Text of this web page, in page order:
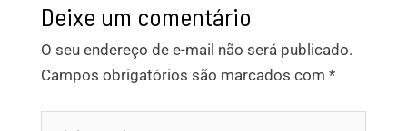
Deixe um comentário
O seu endereço de e-mail não será publicado.
Campos obrigatórios são marcados com *